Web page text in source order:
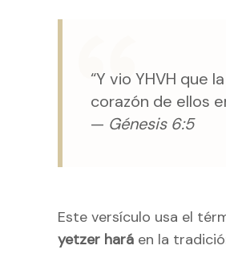
“Y vio YHVH que
corazón de ellos
— Génesis 6:5
Este versículo usa el
yetzer hará en la